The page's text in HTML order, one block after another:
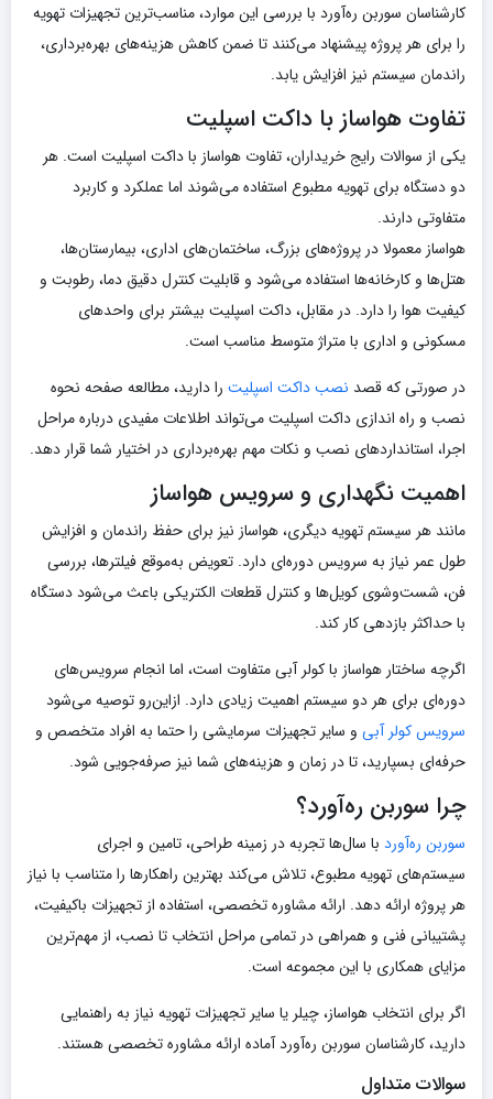
کارشناسان سوربن ره‌آورد با بررسی این موارد، مناسب‌ترین تجهیزات تهویه
را برای هر پروژه پیشنهاد می‌کنند تا ضمن کاهش هزینه‌های بهره‌برداری،
راندمان سیستم نیز افزایش یابد.
تفاوت هواساز با داکت اسپلیت
یکی از سوالات رایج خریداران، تفاوت هواساز با داکت اسپلیت است. هر
دو دستگاه برای تهویه مطبوع استفاده می‌شوند اما عملکرد و کاربرد
متفاوتی دارند.
هواساز معمولا در پروژه‌های بزرگ، ساختمان‌های اداری، بیمارستان‌ها،
هتل‌ها و کارخانه‌ها استفاده می‌شود و قابلیت کنترل دقیق دما، رطوبت و
کیفیت هوا را دارد. در مقابل، داکت اسپلیت بیشتر برای واحدهای
مسکونی و اداری با متراژ متوسط مناسب است.
در صورتی که قصد نصب داکت اسپلیت را دارید، مطالعه صفحه نحوه
نصب و راه اندازی داکت اسپلیت می‌تواند اطلاعات مفیدی درباره مراحل
اجرا، استانداردهای نصب و نکات مهم بهره‌برداری در اختیار شما قرار دهد.
اهمیت نگهداری و سرویس هواساز
مانند هر سیستم تهویه دیگری، هواساز نیز برای حفظ راندمان و افزایش
طول عمر نیاز به سرویس دوره‌ای دارد. تعویض به‌موقع فیلترها، بررسی
فن، شست‌وشوی کویل‌ها و کنترل قطعات الکتریکی باعث می‌شود دستگاه
با حداکثر بازدهی کار کند.
اگرچه ساختار هواساز با کولر آبی متفاوت است، اما انجام سرویس‌های
دوره‌ای برای هر دو سیستم اهمیت زیادی دارد. ازاین‌رو توصیه می‌شود
سرویس کولر آبی و سایر تجهیزات سرمایشی را حتما به افراد متخصص و
حرفه‌ای بسپارید، تا در زمان و هزینه‌های شما نیز صرفه‌جویی شود.
چرا سوربن ره‌آورد؟
سوربن ره‌آورد با سال‌ها تجربه در زمینه طراحی، تامین و اجرای
سیستم‌های تهویه مطبوع، تلاش می‌کند بهترین راهکارها را متناسب با نیاز
هر پروژه ارائه دهد. ارائه مشاوره تخصصی، استفاده از تجهیزات باکیفیت،
پشتیبانی فنی و همراهی در تمامی مراحل انتخاب تا نصب، از مهم‌ترین
مزایای همکاری با این مجموعه است.
اگر برای انتخاب هواساز، چیلر یا سایر تجهیزات تهویه نیاز به راهنمایی
دارید، کارشناسان سوربن ره‌آورد آماده ارائه مشاوره تخصصی هستند.
سوالات متداول